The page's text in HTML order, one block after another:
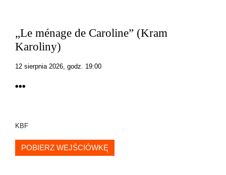
„Le ménage de Caroline” (Kram
Karoliny)
12 sierpnia 2026, godz. 19:00
KBF
POBIERZ WEJŚCIÓWKĘ